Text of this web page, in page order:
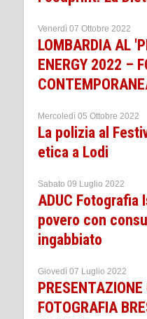
Venerdì 07 Ottobre 2022
LOMBARDIA AL
ENERGY 2022 –
Mercoledì 05 Ottobre 2022
La polizia al
etica a Lodi
Sabato 09 Luglio 2022
ADUC Fotografia
povero con
ingabbiato
Giovedì 07 Luglio 2022
FOTOGRAFIA